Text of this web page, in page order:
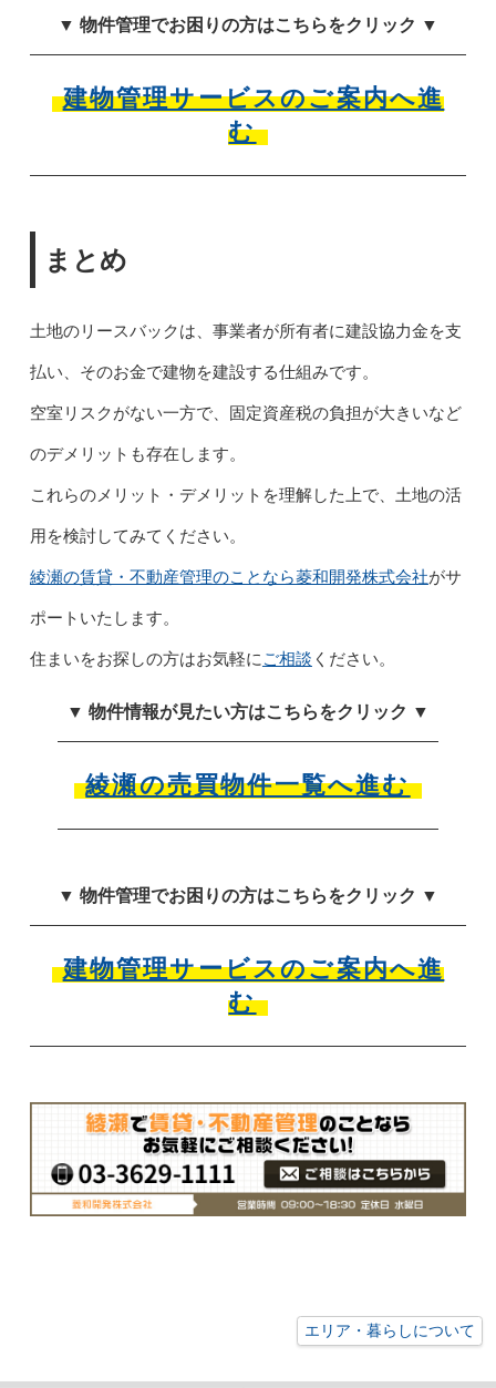
▼ 物件管理でお困りの方はこちらをクリック ▼
建物管理サービスのご案内へ進
む
まとめ
土地のリースバックは、事業者が所有者に建設協力金を支
払い、そのお金で建物を建設する仕組みです。
空室リスクがない一方で、固定資産税の負担が大きいなど
のデメリットも存在します。
これらのメリット・デメリットを理解した上で、土地の活
用を検討してみてください。
綾瀬の賃貸・不動産管理のことなら菱和開発株式会社がサ
ポートいたします。
住まいをお探しの方はお気軽に ご相談 ください。
▼ 物件情報が見たい方はこちらをクリック ▼
綾瀬の売買物件一覧へ進む
▼ 物件管理でお困りの方はこちらをクリック ▼
建物管理サービスのご案内へ進
む
エリア・暮らしについて